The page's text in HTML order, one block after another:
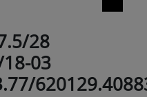
28
03